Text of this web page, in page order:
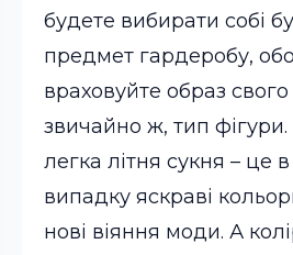
будете вибирати собі
предмет гардеробу,
враховуйте образ свого
звичайно ж, тип
легка літня сукня – це
випадку яскраві
нові віяння моди. А